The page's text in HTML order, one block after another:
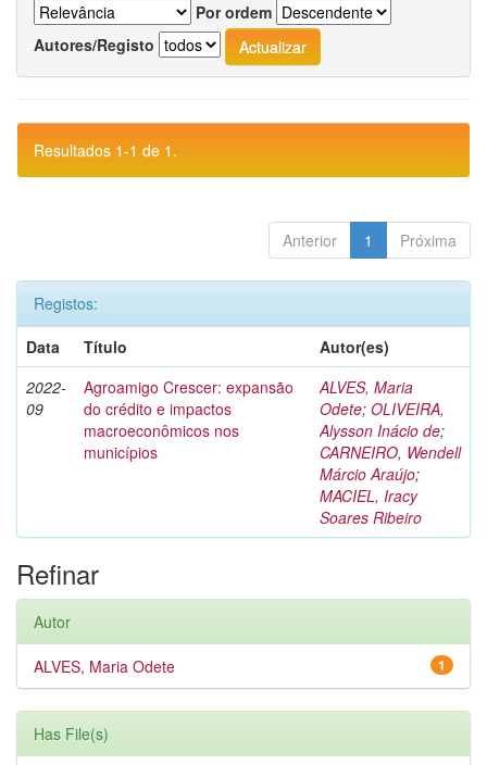
Por ordem
Autores/Registo
Resultados 1-1 de 1.
Anterior 1 Próxima
Registos:
Data
Título
Autor(es)
2022-
09
Agroamigo Crescer: expansão
do crédito e impactos
macroeconômicos nos
municípios
ALVES, Maria
Odete; OLIVEIRA,
Alysson Inácio de;
CARNEIRO, Wendell
Márcio Araújo;
MACIEL, Iracy
Soares Ribeiro
Refinar
Autor
1
ALVES, Maria Odete
Has File(s)